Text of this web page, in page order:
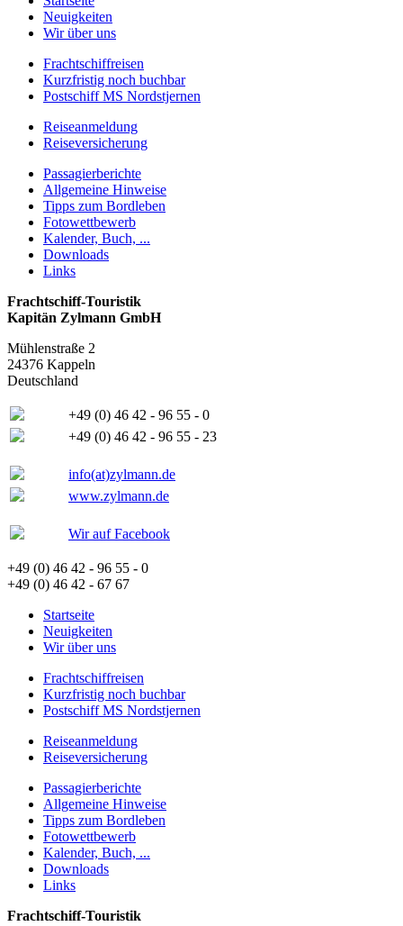
Neuigkeiten
Wir über uns
Frachtschiffreisen
Kurzfristig noch buchbar
Postschiff MS Nordstjernen
Reiseanmeldung
Reiseversicherung
Passagierberichte
Allgemeine Hinweise
Tipps zum Bordleben
Fotowettbewerb
Kalender, Buch, ...
Downloads
Links
Frachtschiff-Touristik
Kapitän Zylmann GmbH
Mühlenstraße 2
24376 Kappeln
Deutschland
+49 (0) 46 42 - 96 55 - 0
+49 (0) 46 42 - 96 55 - 23
info(at)zylmann.de
www.zylmann.de
Wir auf Facebook
+49 (0) 46 42 - 96 55 - 0
+49 (0) 46 42 - 67 67
Startseite
Neuigkeiten
Wir über uns
Frachtschiffreisen
Kurzfristig noch buchbar
Postschiff MS Nordstjernen
Reiseanmeldung
Reiseversicherung
Passagierberichte
Allgemeine Hinweise
Tipps zum Bordleben
Fotowettbewerb
Kalender, Buch, ...
Downloads
Links
Frachtschiff-Touristik